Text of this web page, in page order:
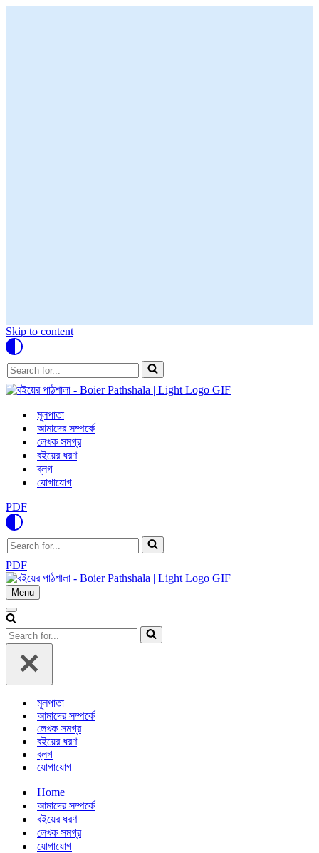
Skip to content
Search
for...
মূলপাতা
আমাদের সম্পর্কে
লেখক সমগ্র
বইয়ের ধরণ
ব্লগ
যোগাযোগ
PDF
Search
for...
PDF
Menu
Navigation
Navigation
Menu
Search
for...
মূলপাতা
আমাদের সম্পর্কে
লেখক সমগ্র
বইয়ের ধরণ
ব্লগ
যোগাযোগ
Home
আমাদের সম্পর্কে
বইয়ের ধরণ
লেখক সমগ্র
যোগাযোগ